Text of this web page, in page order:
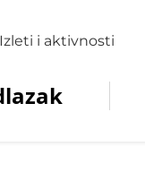
Izleti i aktivnosti